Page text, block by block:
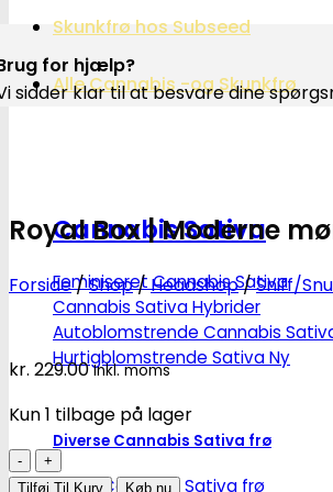
Skunkfrø hos Subseed
Alle Cannabis -og Skunkfrø
Cannabis Sativa
Feminiseret Cannabis Sativa
Cannabis Sativa Hybrider
Autoblomstrende Cannabis
Hurtigblomstrende Sativa
Diverse Cannabis Sativa frø
Billige Cannabis Sativa frø
for hjælp?
sidder klar til at besvare dine
Royal Box | Moderne
Forside/Shop/Headshop/Sniff/
kr. 229.00 Inkl. moms
Kun 1 tilbage på lager
Royal
Box
Tilføj Til Kurv Køb nu